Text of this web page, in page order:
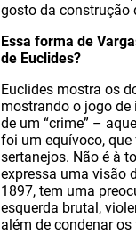
gosto da construção
Essa forma de
de Euclides?
Euclides mostra os
mostrando o jogo de
de um “crime” –
foi um equívoco,
sertanejos. Não é à
expressa uma visão
1897, tem uma
esquerda brutal,
além de condenar